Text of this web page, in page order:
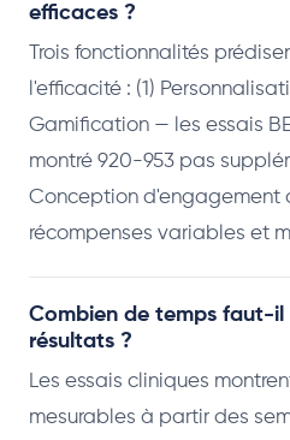
efficaces ?
Trois fonctionnalités
l'efficacité : (1)
Gamification — les essais BE
montré 920-953 pas
Conception d'engagement
récompenses variables et
Combien de temps faut-il
résultats ?
Les essais cliniques
mesurables à partir des